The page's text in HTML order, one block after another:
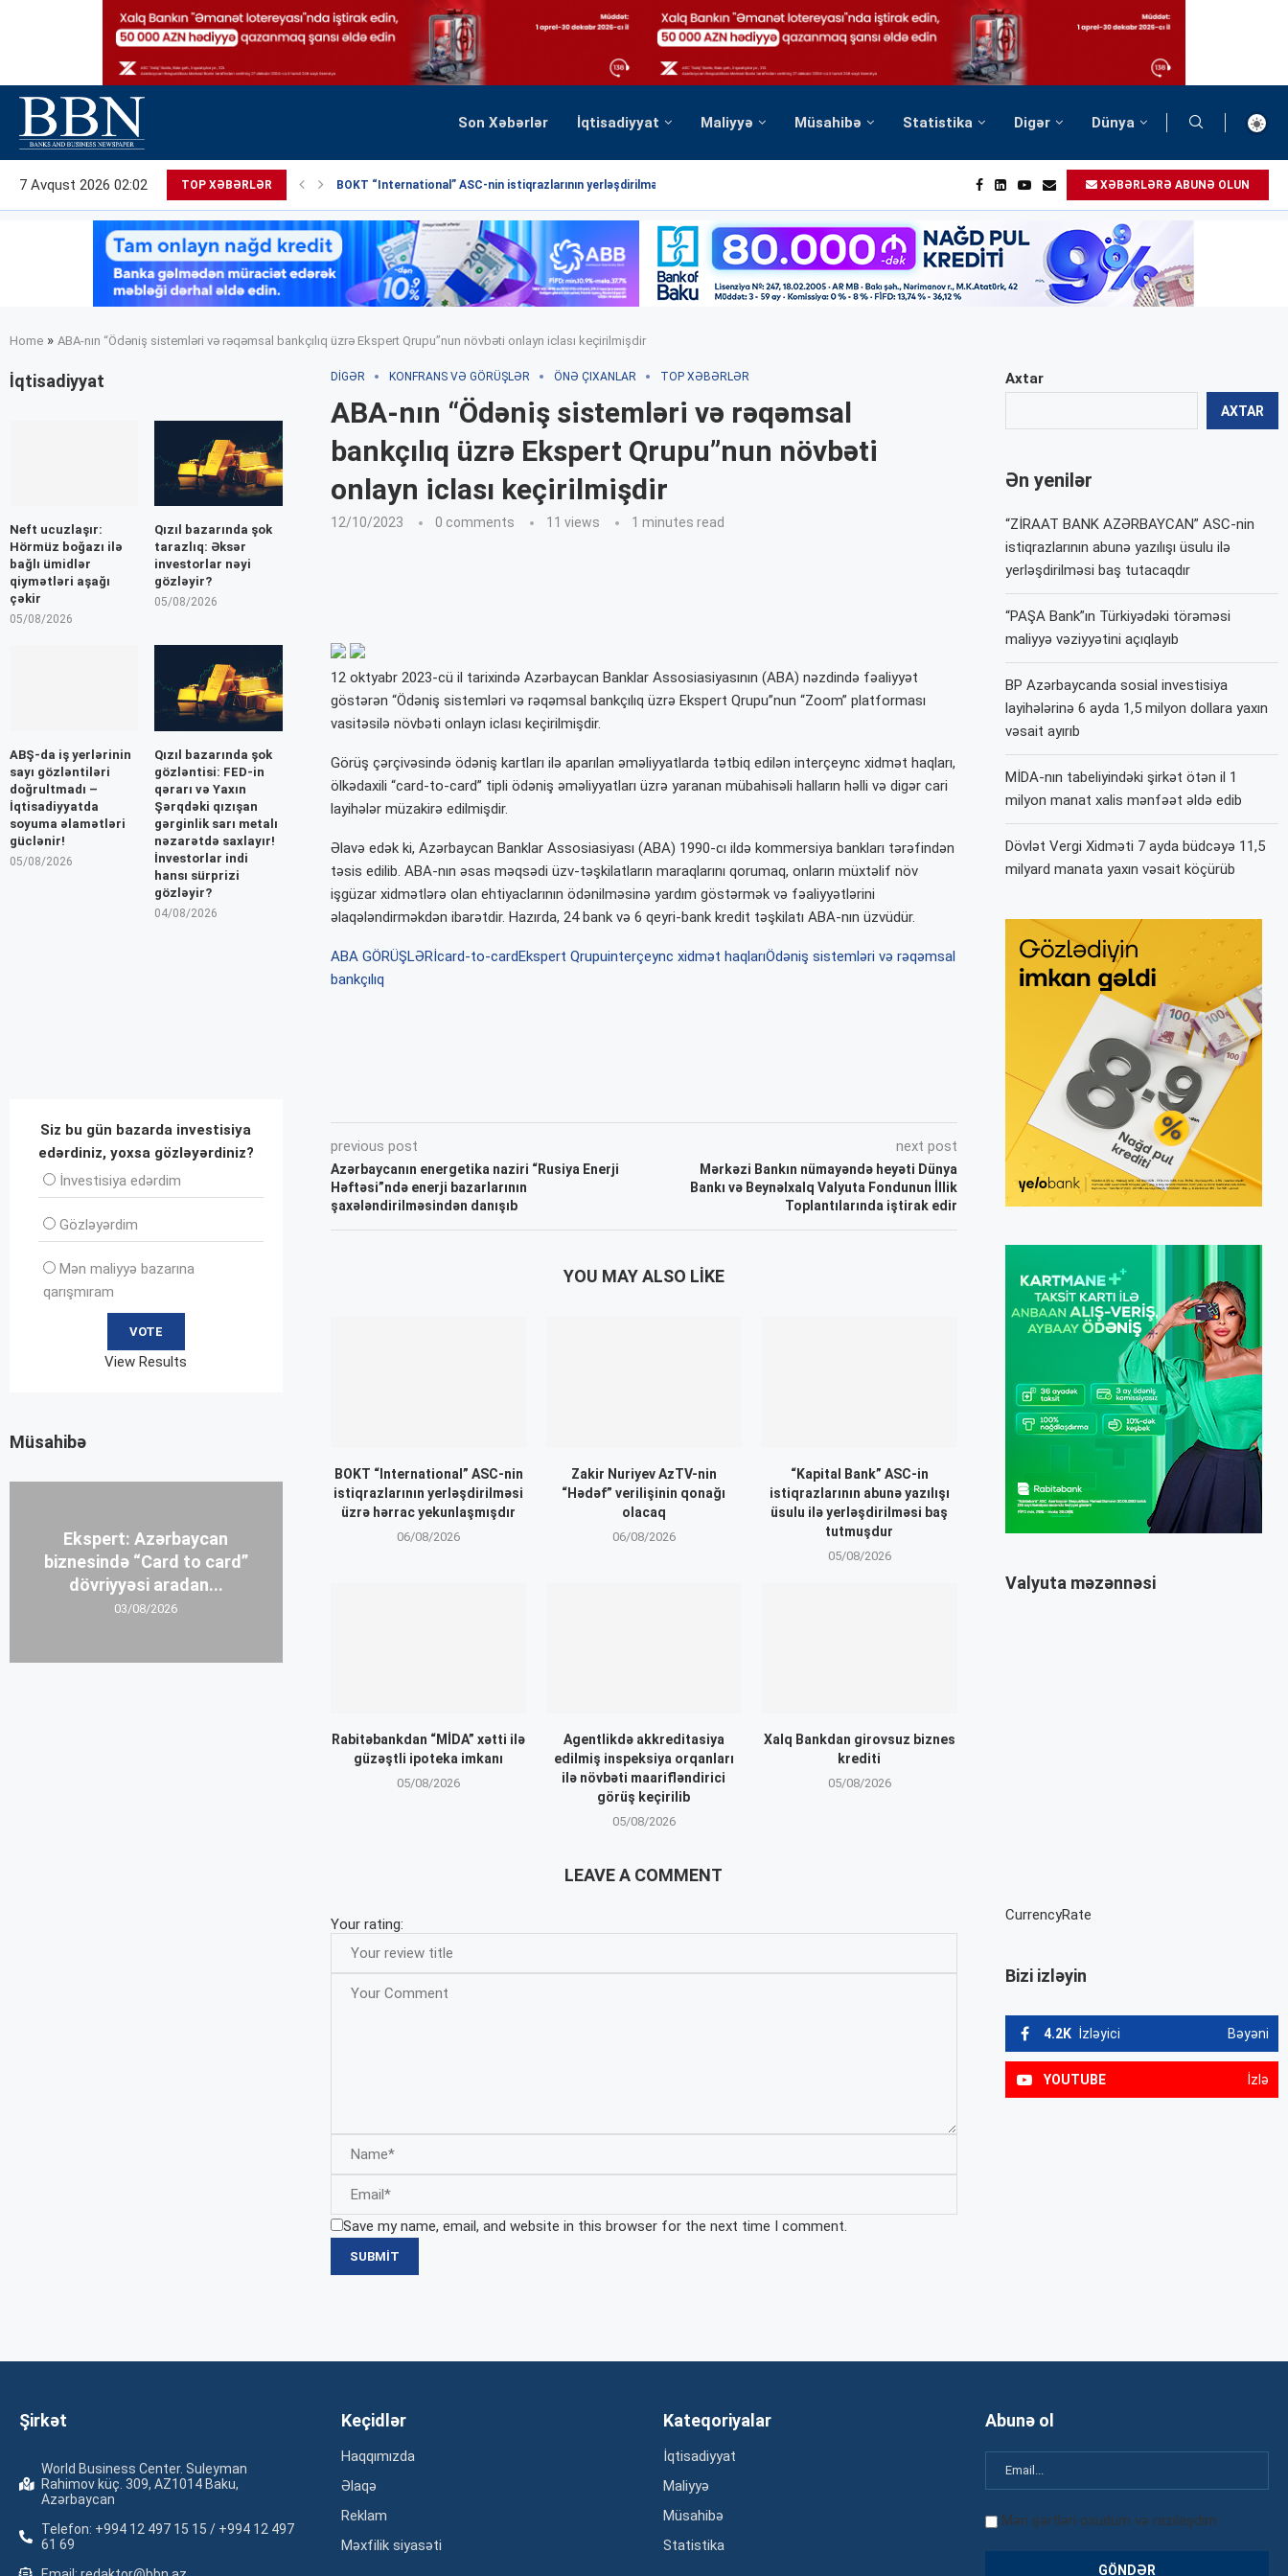
Son Xəbərlər İqtisadiyyat Maliyyə Müsahibə Statistika Digər Dünya
7 Avqust 2026 02:02 TOP XƏBƏRLƏR BOKT “International” ASC-nin istiqrazlarının yerləşdirilməsi üzrə hərrac yekunlaşmışdır XƏBƏRLƏRƏ ABUNƏ OLUN
Home » ABA-nın “Ödəniş sistemləri və rəqəmsal bankçılıq üzrə Ekspert Qrupu”nun növbəti onlayn iclası keçirilmişdir
DIGƏR KONFRANS VƏ GÖRÜŞLƏR ÖNƏ ÇIXANLAR TOP XƏBƏRLƏR
ABA-nın “Ödəniş sistemləri və rəqəmsal
bankçılıq üzrə Ekspert Qrupu”nun növbəti
onlayn iclası keçirilmişdir
12/10/2023 0 comments 11 views 1 minutes read
12 oktyabr 2023-cü il tarixində Azərbaycan Banklar Assosiasiyasının (ABA) nəzdində fəaliyyət
göstərən “Ödəniş sistemləri və rəqəmsal bankçılıq üzrə Ekspert Qrupu”nun “Zoom” platforması
vasitəsilə növbəti onlayn iclası keçirilmişdir.
Görüş çərçivəsində ödəniş kartları ilə aparılan əməliyyatlarda tətbiq edilən interçeync xidmət haqları,
ölkədaxili “card-to-card” tipli ödəniş əməliyyatları üzrə yaranan mübahisəli halların həlli və digər cari
layihələr müzakirə edilmişdir.
Əlavə edək ki, Azərbaycan Banklar Assosiasiyası (ABA) 1990-cı ildə kommersiya bankları tərəfindən
təsis edilib. ABA-nın əsas məqsədi üzv-təşkilatların maraqlarını qorumaq, onların müxtəlif növ
işgüzar xidmətlərə olan ehtiyaclarının ödənilməsinə yardım göstərmək və fəaliyyətlərini
əlaqələndirməkdən ibarətdir. Hazırda, 24 bank və 6 qeyri-bank kredit təşkilatı ABA-nın üzvüdür.
ABA GÖRÜŞLƏRİcard-to-cardEkspert Qrupuinterçeync xidmət haqlarıÖdəniş sistemləri və rəqəmsal
bankçılıq
previous post
Azərbaycanın energetika naziri “Rusiya Enerji
Həftəsi”ndə enerji bazarlarının
şaxələndirilməsindən danışıb
next post
Mərkəzi Bankın nümayəndə heyəti Dünya
Bankı və Beynəlxalq Valyuta Fondunun İllik
Toplantılarında iştirak edir
YOU MAY ALSO LIKE
BOKT “International” ASC-nin
istiqrazlarının yerləşdirilməsi
üzrə hərrac yekunlaşmışdır
06/08/2026
Zakir Nuriyev AzTV-nin
“Hədəf” verilişinin qonağı
olacaq
06/08/2026
“Kapital Bank” ASC-in
istiqrazlarının abunə yazılışı
üsulu ilə yerləşdirilməsi baş
tutmuşdur
05/08/2026
Rabitəbankdan “MİDA” xətti ilə
güzəştli ipoteka imkanı
05/08/2026
Agentlikdə akkreditasiya
edilmiş inspeksiya orqanları
ilə növbəti maarifləndirici
görüş keçirilib
05/08/2026
Xalq Bankdan girovsuz biznes
krediti
05/08/2026
LEAVE A COMMENT
Your rating:
Save my name, email, and website in this browser for the next time I comment.
Axtar
AXTAR
Ən yenilər
“ZİRAAT BANK AZƏRBAYCAN” ASC-nin
istiqrazlarının abunə yazılışı üsulu ilə
yerləşdirilməsi baş tutacaqdır
“PAŞA Bank”ın Türkiyədəki törəməsi
maliyyə vəziyyətini açıqlayıb
BP Azərbaycanda sosial investisiya
layihələrinə 6 ayda 1,5 milyon dollara yaxın
vəsait ayırıb
MİDA-nın tabeliyindəki şirkət ötən il 1
milyon manat xalis mənfəət əldə edib
Dövlət Vergi Xidməti 7 ayda büdcəyə 11,5
milyard manata yaxın vəsait köçürüb
Valyuta məzənnəsi
CurrencyRate
Bizi izləyin
4.2K İzləyici Bəyəni
YOUTUBE İzlə
İqtisadiyyat
Neft ucuzlaşır:
Hörmüz boğazı ilə
bağlı ümidlər
qiymətləri aşağı
çəkir
05/08/2026
Qızıl bazarında şok
tarazlıq: Əksər
investorlar nəyi
gözləyir?
05/08/2026
ABŞ-da iş yerlərinin
sayı gözləntiləri
doğrultmadı –
İqtisadiyyatda
soyuma əlamətləri
güclənir!
05/08/2026
Qızıl bazarında şok
gözləntisi: FED-in
qərarı və Yaxın
Şərqdəki qızışan
gərginlik sarı metalı
nəzarətdə saxlayır!
İnvestorlar indi
hansı sürprizi
gözləyir?
04/08/2026
Siz bu gün bazarda investisiya
edərdiniz, yoxsa gözləyərdiniz?
İnvеstisiya edərdim
Gözləyərdim
Mən maliyyə bazarına
qarışmıram
View Results
Müsahibə
Ekspert: Azərbaycan
biznesində “Card to card”
dövriyyəsi aradan...
03/08/2026
Şirkət
World Business Center. Suleyman
Rahimov küç. 309, AZ1014 Baku,
Azərbaycan
Telefon: +994 12 497 15 15 / +994 12 497
61 69
Keçidlər
Haqqımızda
Əlaqə
Reklam
Məxfilik siyasəti
Kateqoriyalar
İqtisadiyyat
Maliyyə
Müsahibə
Statistika
Abunə ol
Mən şərtləri oxudum və razılaşdım